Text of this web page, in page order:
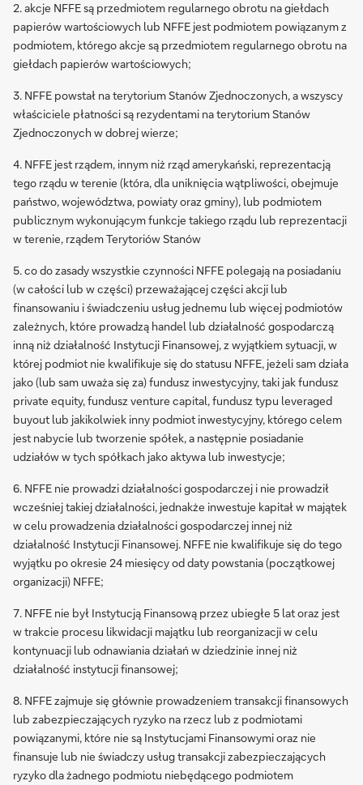
2. akcje NFFE są przedmiotem regularnego obrotu na giełdach
papierów wartościowych lub NFFE jest podmiotem powiązanym z
podmiotem, którego akcje są przedmiotem regularnego obrotu na
giełdach papierów wartościowych;
3. NFFE powstał na terytorium Stanów Zjednoczonych, a wszyscy
właściciele płatności są rezydentami na terytorium Stanów
Zjednoczonych w dobrej wierze;
4. NFFE jest rządem, innym niż rząd amerykański, reprezentacją
tego rządu w terenie (która, dla uniknięcia wątpliwości, obejmuje
państwo, województwa, powiaty oraz gminy), lub podmiotem
publicznym wykonującym funkcje takiego rządu lub reprezentacji
w terenie, rządem Terytoriów Stanów
5. co do zasady wszystkie czynności NFFE polegają na posiadaniu
(w całości lub w części) przeważającej części akcji lub
finansowaniu i świadczeniu usług jednemu lub więcej podmiotów
zależnych, które prowadzą handel lub działalność gospodarczą
inną niż działalność Instytucji Finansowej, z wyjątkiem sytuacji, w
której podmiot nie kwalifikuje się do statusu NFFE, jeżeli sam działa
jako (lub sam uważa się za) fundusz inwestycyjny, taki jak fundusz
private equity, fundusz venture capital, fundusz typu leveraged
buyout lub jakikolwiek inny podmiot inwestycyjny, którego celem
jest nabycie lub tworzenie spółek, a następnie posiadanie
udziałów w tych spółkach jako aktywa lub inwestycje;
6. NFFE nie prowadzi działalności gospodarczej i nie prowadził
wcześniej takiej działalności, jednakże inwestuje kapitał w majątek
w celu prowadzenia działalności gospodarczej innej niż
działalność Instytucji Finansowej. NFFE nie kwalifikuje się do tego
wyjątku po okresie 24 miesięcy od daty powstania (początkowej
organizacji) NFFE;
7. NFFE nie był Instytucją Finansową przez ubiegłe 5 lat oraz jest
w trakcie procesu likwidacji majątku lub reorganizacji w celu
kontynuacji lub odnawiania działań w dziedzinie innej niż
działalność instytucji finansowej;
8. NFFE zajmuje się głównie prowadzeniem transakcji finansowych
lub zabezpieczających ryzyko na rzecz lub z podmiotami
powiązanymi, które nie są Instytucjami Finansowymi oraz nie
finansuje lub nie świadczy usług transakcji zabezpieczających
ryzyko dla żadnego podmiotu niebędącego podmiotem